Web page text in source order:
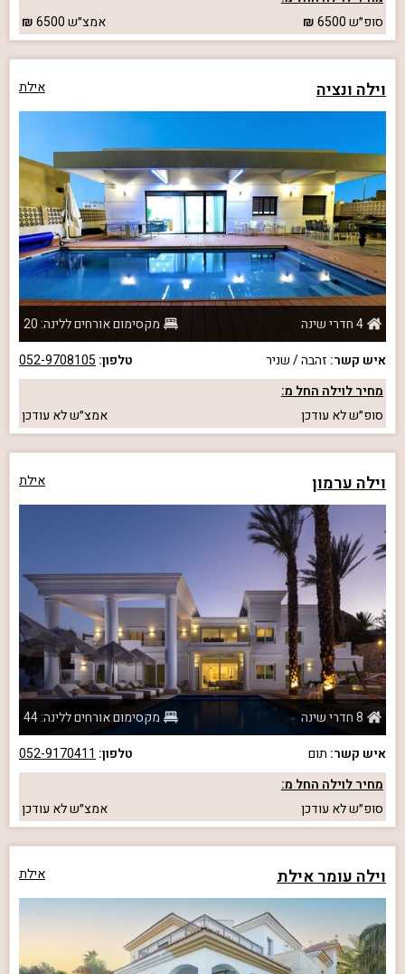
סופ״ש6500 אמצ״ש6500
וילה ונציה אילת
4 חדרי שינה
מקסימום אורחים ללינה: 20
איש קשר: זהבה / שניר טלפון: 052-9708105
מחיר לוילה החל מ:
סופ״שלא עודכן אמצ״שלא עודכן
וילה ערמון אילת
8 חדרי שינה
מקסימום אורחים ללינה: 44
איש קשר: תום טלפון: 052-9170411
מחיר לוילה החל מ:
סופ״שלא עודכן אמצ״שלא עודכן
וילה עומר אילת אילת